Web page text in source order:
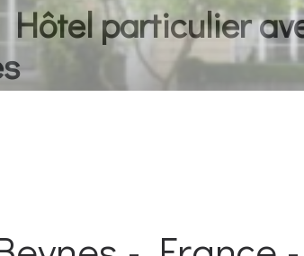
particulier